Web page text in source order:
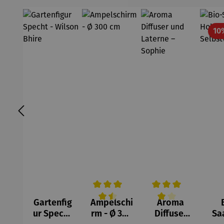
Gartenfig
ur Specht
Durchschnittliche Bewertung von 4.5
Ampelschi
rm - Ø 300
Durchschnittliche
Aroma
Diffuser